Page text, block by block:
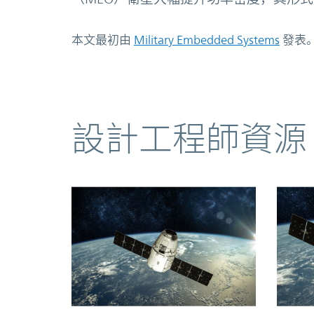
本文最初由 Military Embedded Systems 發表
設計工程師資源